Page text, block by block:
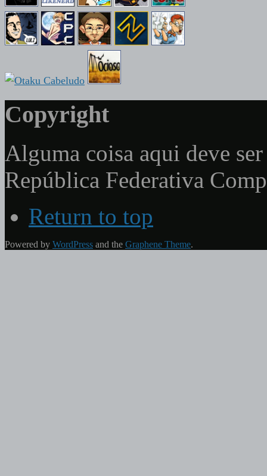
Copyright
Alguma coisa aqui deve
República Federativa
Return to top
Powered by WordPress and the Graphene Theme.